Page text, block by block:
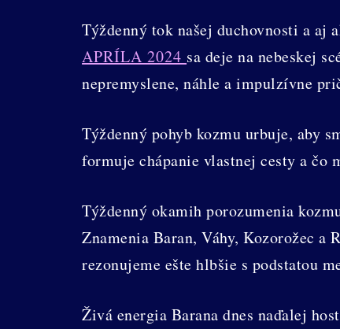
Týždenný tok našej duchovnosti a
APRÍLA 2024 sa deje na nebeskej
nepremyslene, náhle a impulzívne
Týždenný pohyb kozmu urbuje, aby
formuje chápanie vlastnej cesty a čo
Týždenný okamih porozumenia
Znamenia Baran, Váhy, Kozorožec
rezonujeme ešte hlbšie s podstatou
Živá energia Barana dnes naďalej